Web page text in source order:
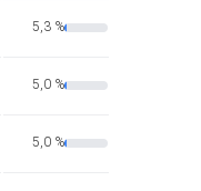
5,3 %
5,0 %
5,0 %